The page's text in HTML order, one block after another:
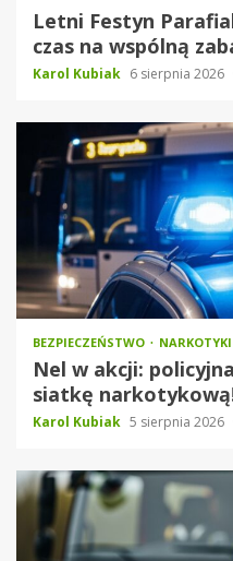
Letni Festyn
czas na wspólną
Karol Kubiak 6 sierpnia 2026
BEZPIECZEŃSTWO NARKOTYKI
Nel w akcji:
siatkę
Karol Kubiak 5 sierpnia 2026